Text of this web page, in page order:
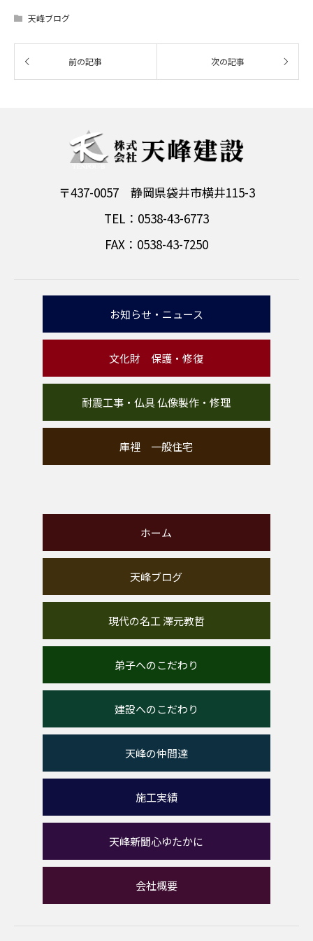
天峰ブログ
〒437-0057 静岡県袋井市横井115-3
TEL：0538-43-6773
FAX：0538-43-7250
お知らせ・ニュース
文化財 保護・修復
耐震工事・仏具 仏像製作・修理
庫裡 一般住宅
ホーム
天峰ブログ
現代の名工 澤元教哲
弟子へのこだわり
建設へのこだわり
天峰の仲間達
施工実績
天峰新聞心ゆたかに
会社概要